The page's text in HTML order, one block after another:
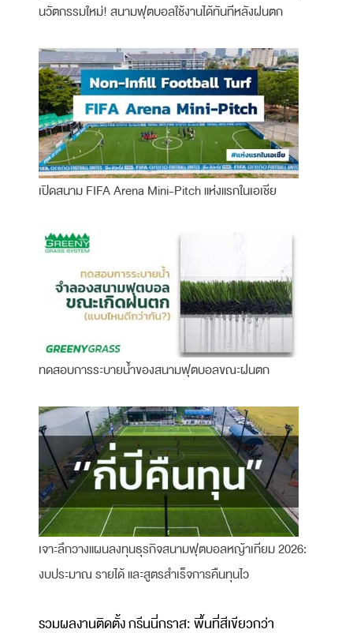
นวัตกรรมใหม่! สนามฟุตบอลใช้งานได้ทันทีหลังฝนตก
เปิดสนาม FIFA Arena Mini-Pitch แห่งแรกในเอเชีย
ทดสอบการระบายน้ำของสนามฟุตบอลขณะฝนตก
เจาะลึกวางแผนลงทุนธุรกิจสนามฟุตบอลหญ้าเทียม 2026:
งบประมาณ รายได้ และสูตรสำเร็จการคืนทุนไว
รวมผลงานติดตั้ง กรีนนี่กราส: พื้นที่สีเขียวกว่า